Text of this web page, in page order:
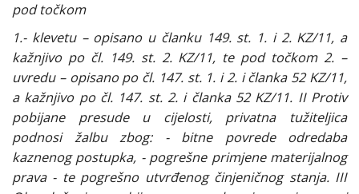
pod točkom
1.- klevetu – opisano u članku 149. st. 1. i 2. KZ/11, a
kažnjivo po čl. 149. st. 2. KZ/11, te pod točkom 2. –
uvredu – opisano po čl. 147. st. 1. i 2. i članka 52 KZ/11,
a kažnjivo po čl. 147. st. 2. i članka 52 KZ/11. II Protiv
pobijane presude u cijelosti, privatna tužiteljica
podnosi žalbu zbog: - bitne povrede odredaba
kaznenog postupka, - pogrešne primjene materijalnog
prava - te pogrešno utvrđenog činjeničnog stanja. III